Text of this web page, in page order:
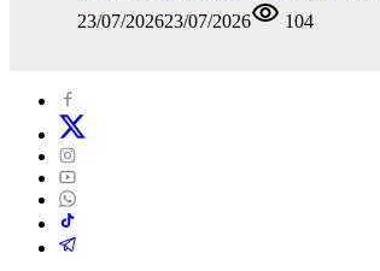
23/07/202623/07/2026 104